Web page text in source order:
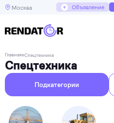
Москва + Объявление
Главная»Спецтехника
Спецтехника
Подкатегории